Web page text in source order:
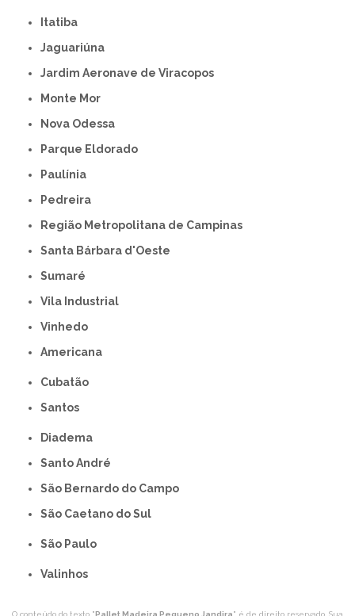
Itatiba
Jaguariúna
Jardim Aeronave de Viracopos
Monte Mor
Nova Odessa
Parque Eldorado
Paulínia
Pedreira
Região Metropolitana de Campinas
Santa Bárbara d'Oeste
Sumaré
Vila Industrial
Vinhedo
americana
Cubatão
Santos
Diadema
Santo André
São Bernardo do Campo
São Caetano do Sul
São Paulo
Valinhos